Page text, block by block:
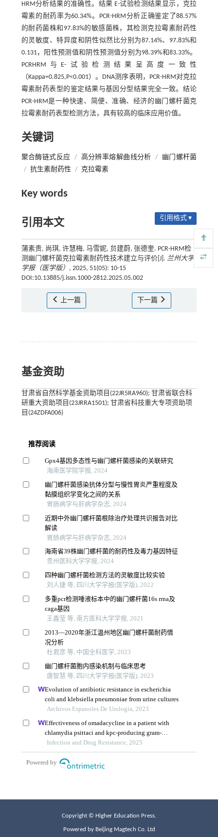
HRM分析结果的准确性。结果 E-试验检测结果显示，克拉
霉素的耐药率为60.34%。PCR-HRM分析正确鉴定了88.57%
的耐药菌株和97.83%的敏感菌株，其检测克拉霉素耐药性
的灵敏度、特异度和阴性似然比分别为87.14%、97.83%和
0.131，阳性预测值和阴性预测值分别为98.39%和83.33%。
PCRHRM与E-试验检测结果呈高度一致性
（Kappa=0.825,P<0.001）。DNA测序表明，PCR-HRM对克拉
霉素耐药表型的鉴定结果与基因分型结果完全一致。结论
PCR-HRM是一种快速、简便、准确、经济的幽门螺杆菌克
拉霉素耐药表型检测方法，具有较高的临床应用价值。
关键词
聚合酶链式反应 / 高分辨率熔解曲线分析 /
幽门螺杆菌
/ 抗生素耐药性 / 克拉霉素
Key words
引用本文 引用格式 ▾
蒲素贵, 尚琪, 许慧梅, 马雪妮, 贠建蔚, 张德奎. PCR-HRM检
测幽门螺杆菌克拉霉素耐药性技术建立与评价[J]. 兰州大学
学报（医学版） , 2025, 51(05): 10-15
DOI:10.13885/j.issn.1000-2812.2025.05.002
上一篇 下一篇
基金资助
甘肃省自然科学基金资助项目(22JR5RA960); 甘肃省联合科
研重大资助项目(23JRRA1501); 甘肃省科技重大专项资助项
目(24ZDFA006)
Copyright © Higher Education Press.
Powered by Beijing Magtech Co. Ltd